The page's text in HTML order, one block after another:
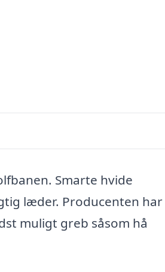
Smarte hvide
læder. Producenten
muligt greb såsom hå